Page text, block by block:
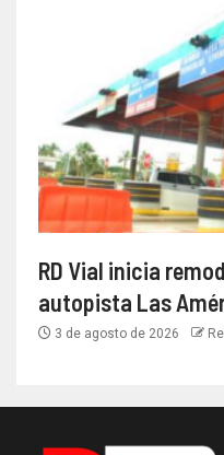
RD Vial inicia
autopista Las
3 de agosto de 2026